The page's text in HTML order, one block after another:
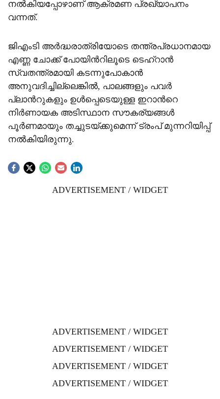
നൽകിയപ്പോഴാണ് ആക്രമണ പ്രഖ്യാപനം
വന്നത്.
ജിഎംടി അർദ്ധരാത്രിയോടെ തന്ത്രപ്രധാനമായ
എണ്ണ ചോക്ക് പോയിന്‍റിലൂടെ ടെഹ്‌റാൻ
സ്വതന്ത്രമായി കടന്നുപോകാൻ
അനുവദിച്ചില്ലെങ്കിൽ, പാലങ്ങളും പവർ
പ്ലാന്‍റുകളും ഉൾപ്പെടെയുള്ള ഇറാന്‍റെ
നിർണായക അടിസ്ഥാന സൗകര്യങ്ങൾ
പൂർണമായും തച്ചുടയ്ക്കുമെന്ന് ട്രംപ് മുന്നറിയിപ്പ്
നൽകിയിരുന്നു.
ADVERTISEMENT / WIDGET
ADVERTISEMENT / WIDGET
ADVERTISEMENT / WIDGET
ADVERTISEMENT / WIDGET
ADVERTISEMENT / WIDGET